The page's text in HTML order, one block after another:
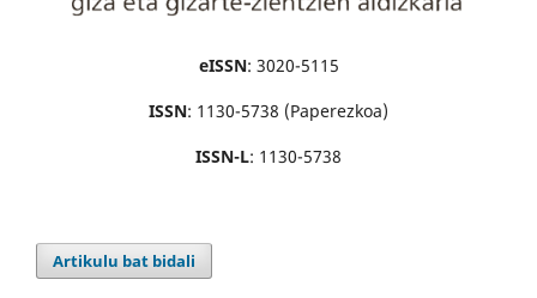
eISSN: 3020-5115
ISSN: 1130-5738 (Paperezkoa)
ISSN-L: 1130-5738
Artikulu bat bidali